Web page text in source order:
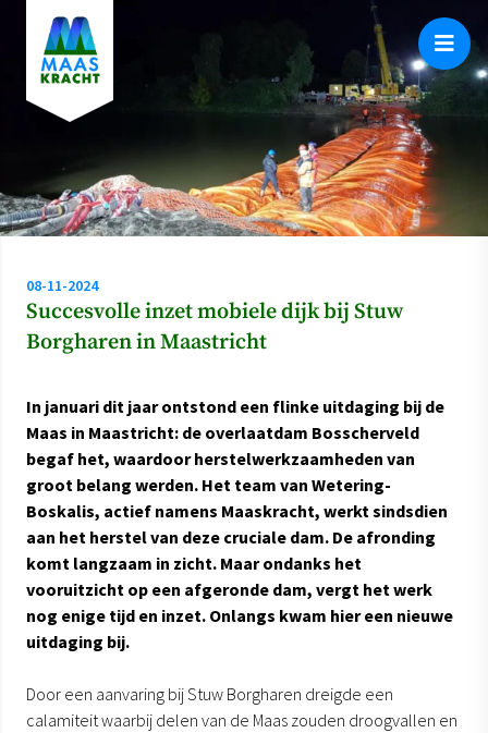
08-11-2024
Succesvolle inzet mobiele dijk bij Stuw
Borgharen in Maastricht
In januari dit jaar ontstond een flinke uitdaging bij de
Maas in Maastricht: de overlaatdam Bosscherveld
begaf het, waardoor herstelwerkzaamheden van
groot belang werden. Het team van Wetering-
Boskalis, actief namens Maaskracht, werkt sindsdien
aan het herstel van deze cruciale dam. De afronding
komt langzaam in zicht. Maar ondanks het
vooruitzicht op een afgeronde dam, vergt het werk
nog enige tijd en inzet. Onlangs kwam hier een nieuwe
uitdaging bij.
Door een aanvaring bij Stuw Borgharen dreigde een
calamiteit waarbij delen van de Maas zouden droogvallen en